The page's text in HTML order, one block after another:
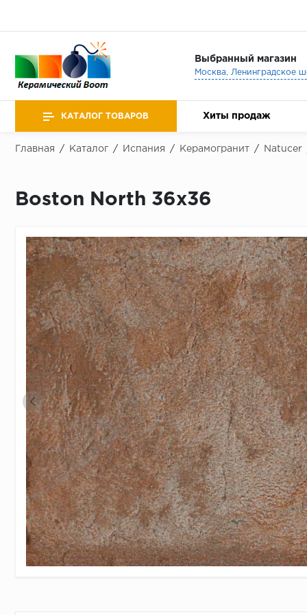
Выбранный магазин
КАТАЛОГ ТОВАРОВ Хиты продаж
Главная / Каталог / Испания / Керамогранит / Natucer
Boston North 36х36